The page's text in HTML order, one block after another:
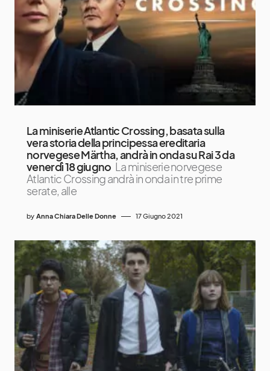
La miniserie Atlantic Crossing, basata sulla
vera storia della principessa ereditaria
norvegese Märtha, andrà in onda su Rai 3 da
venerdì 18 giugno La miniserie norvegese
Atlantic Crossing andrà in onda in tre prime
serate, alle
by Anna Chiara Delle Donne 17 Giugno 2021